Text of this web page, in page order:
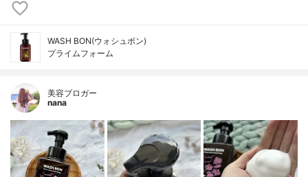
WASH BON(ウォシュボン)
プライムフォーム
美容ブロガー
nana